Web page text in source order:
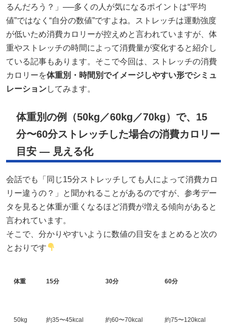
るんだろう？」──多くの人が気になるポイントは“平均
値”ではなく“自分の数値”ですよね。ストレッチは運動強度
が低いため消費カロリーが控えめと言われていますが、体
重やストレッチの時間によって消費量が変化すると紹介し
ている記事もあります。そこで今回は、ストレッチの消費
カロリーを体重別・時間別でイメージしやすい形でシミュ
レーションしてみます。
体重別の例（50kg／60kg／70kg）で、15
分〜60分ストレッチした場合の消費カロリー
目安 — 見える化
会話でも「同じ15分ストレッチしても人によって消費カロ
リー違うの？」と聞かれることがあるのですが、参考デー
タを見ると体重が重くなるほど消費が増える傾向があると
言われています。
そこで、分かりやすいように数値の目安をまとめると次の
とおりです
体重 15分 30分 60分
50kg 約35〜45kcal 約60〜70kcal 約75〜120kcal